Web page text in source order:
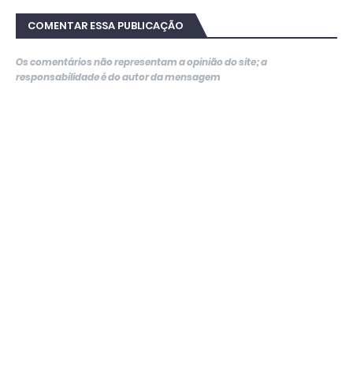
COMENTAR ESSA PUBLICAÇÃO
Os comentários não representam a opinião do site; a
responsabilidade é do autor da mensagem